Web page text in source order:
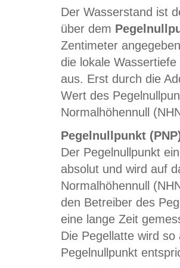
Der Wasserstand ist
über dem
Zentimeter
die lokale
aus. Erst durch die
Wert des
Normalhöhennull
Pegelnullpunkt
Der Pegelnullpunkt
absolut und wird auf
Normalhöhennull
den Betreiber des
eine lange Zeit
Die Pegellatte wird
Pegelnullpunkt